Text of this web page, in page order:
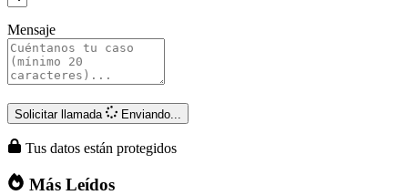
Mensaje
Solicitar llamada Enviando...
Tus datos están protegidos
Más Leídos